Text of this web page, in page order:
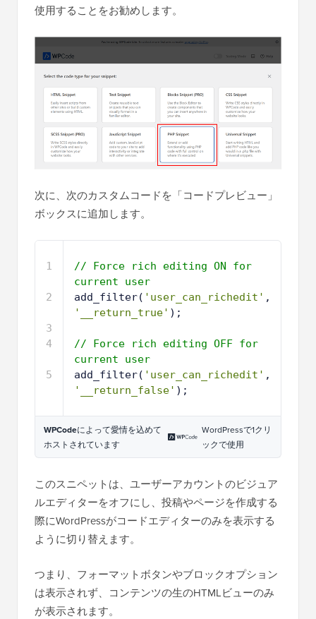
使用することをお勧めします。
次に、次のカスタムコードを「コードプレビュー」
ボックスに追加します。
1
2
3
4
5
// Force rich editing ON for
current user
add_filter( 'user_can_richedit'
'__return_true' );
// Force rich editing OFF for
current user
add_filter( 'user_can_richedit'
'__return_false' );
WPCodeによって愛情を込めて
ホストされています
WordPressで1クリ
ックで使用
このスニペットは、ユーザーアカウントのビジュア
ルエディターをオフにし、投稿やページを作成する
際にWordPressがコードエディターのみを表示する
ように切り替えます。
つまり、フォーマットボタンやブロックオプション
は表示されず、コンテンツの生のHTMLビューのみ
が表示されます。